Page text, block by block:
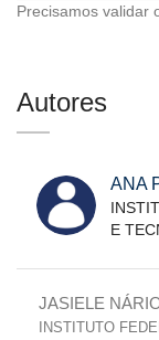
Precisamos validar
Autores
ANA
E
JASIELE
INSTITUTO